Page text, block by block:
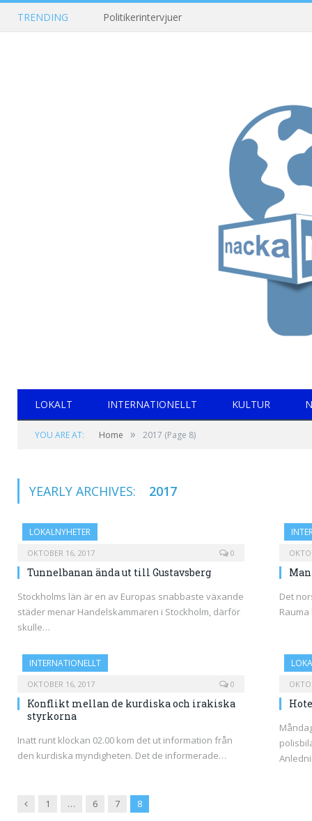
TRENDING Politikerintervjuer
LOKALT INTERNATIONELLT KULTUR
YOU ARE AT: Home » 2017 (Page 8)
YEARLY ARCHIVES: 2017
LOKALNYHETER
OKTOBER 16, 2017 0
Tunnelbanan ända ut till Gustavsberg
Stockholms län är en av Europas snabbaste växande
städer menar Handelskammaren i Stockholm, därför
skulle…
Det
INTERNATIONELLT
OKTOBER 16, 2017 0
Konflikt mellan de kurdiska och irakiska
styrkorna
Inatt runt klockan 02.00 kom det ut information från
den kurdiska myndigheten. Det de informerade…
Previous
1 … 6 7 8